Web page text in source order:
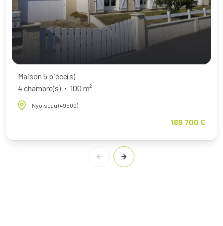
Maison 5 pièce(s)
4 chambre(s)
100 m²
Nyoiseau (49500)
189 700 €